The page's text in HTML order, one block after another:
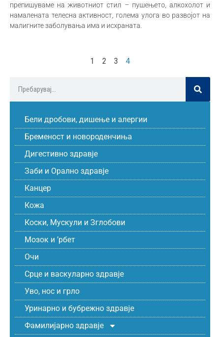
препишуваме на животниот стил – пушењето, алкохолот и
намалената телесна активност, голема улога во развојот на
малигните заболувања има и исхраната.
1 2 3 4
Бели дробови, дишење и алергии
Бременост и новороденчиња
Дигестивно здравје
Заби и Орално здравје
Канцер
Кожа
Коски, Мускули и Зглобови
Мозок и ’рбет
Очи
Срце и васкуларно здравје
Уво, нос и грло
Уринарно и бубрежно здравје
Фамилијарно здравје